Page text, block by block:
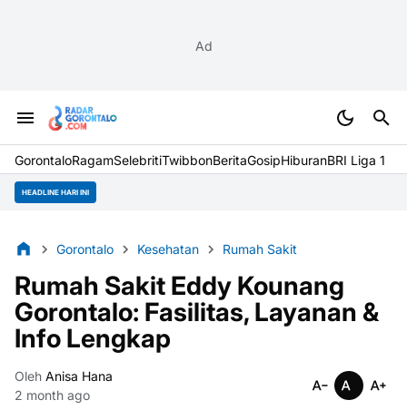
Ad
GorontaloRagamSelebritiTwibbonBeritaGosipHiburanBRI Liga 1
HEADLINE HARI INI
Gorontalo Kesehatan Rumah Sakit
Rumah Sakit Eddy Kounang
Gorontalo: Fasilitas, Layanan &
Info Lengkap
Oleh Anisa Hana
2 month ago